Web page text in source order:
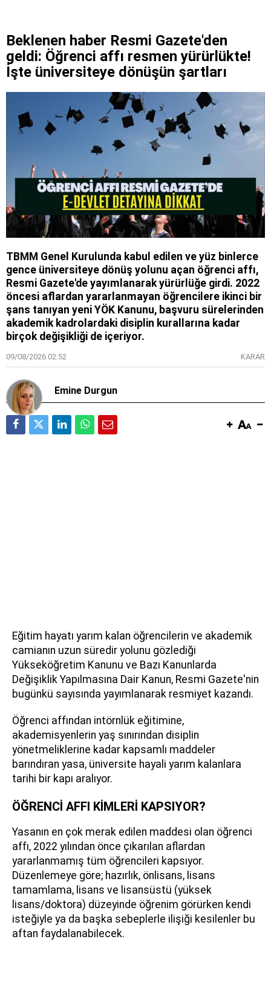
Beklenen haber Resmi Gazete'den
geldi: Öğrenci affı resmen yürürlükte!
İşte üniversiteye dönüşün şartları
TBMM Genel Kurulunda kabul edilen ve yüz binlerce
gence üniversiteye dönüş yolunu açan öğrenci affı,
Resmi Gazete'de yayımlanarak yürürlüğe girdi. 2022
öncesi aflardan yararlanmayan öğrencilere ikinci bir
şans tanıyan yeni YÖK Kanunu, başvuru sürelerinden
akademik kadrolardaki disiplin kurallarına kadar
birçok değişikliği de içeriyor.
09/08/2026 02:52 KARAR
Emine Durgun
Eğitim hayatı yarım kalan öğrencilerin ve akademik
camianın uzun süredir yolunu gözlediği
Yükseköğretim Kanunu ve Bazı Kanunlarda
Değişiklik Yapılmasına Dair Kanun, Resmi Gazete'nin
bugünkü sayısında yayımlanarak resmiyet kazandı.
Öğrenci affından intörnlük eğitimine,
akademisyenlerin yaş sınırından disiplin
yönetmeliklerine kadar kapsamlı maddeler
barındıran yasa, üniversite hayali yarım kalanlara
tarihi bir kapı aralıyor.
ÖĞRENCİ AFFI KİMLERİ KAPSIYOR?
Yasanın en çok merak edilen maddesi olan öğrenci
affı, 2022 yılından önce çıkarılan aflardan
yararlanmamış tüm öğrencileri kapsıyor.
Düzenlemeye göre; hazırlık, önlisans, lisans
tamamlama, lisans ve lisansüstü (yüksek
lisans/doktora) düzeyinde öğrenim görürken kendi
isteğiyle ya da başka sebeplerle ilişiği kesilenler bu
aftan faydalanabilecek.